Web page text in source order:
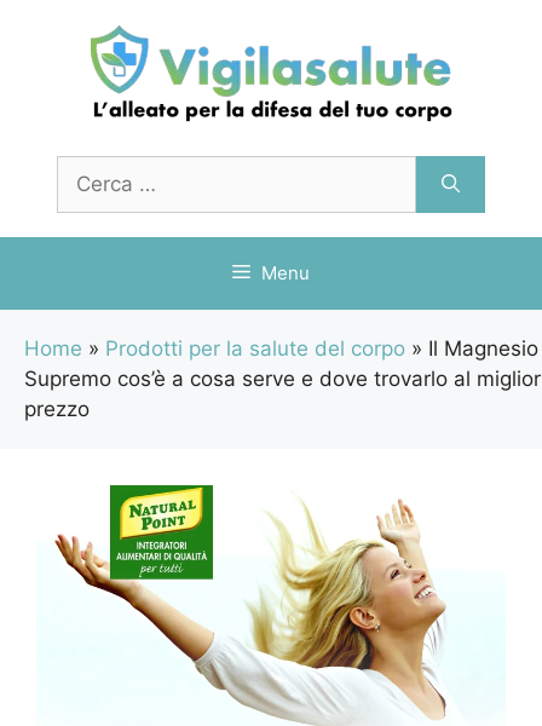
contenuto
per:
Menu
Home » Prodotti per la salute del corpo » Il Magnesio
Supremo cos’è a cosa serve e dove trovarlo al miglior
prezzo